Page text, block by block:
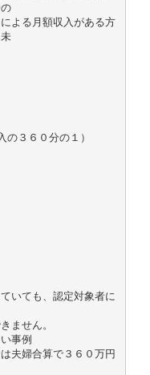
よる月額収入がある方
３６０分の１）
いても、認定対象者に
ません。
事例
夫婦合算で３６０万円